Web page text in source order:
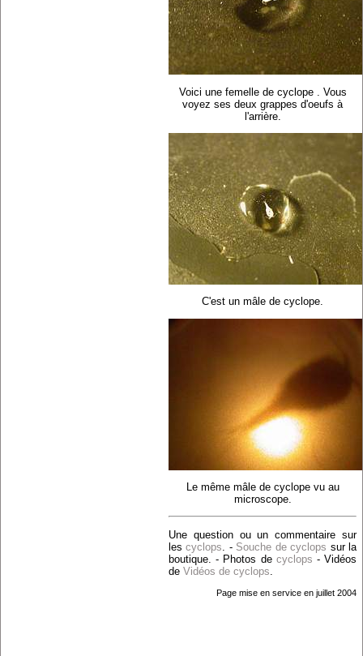
Voici une femelle de cyclope . Vous
voyez ses deux grappes d'oeufs à
l'arrière.
C'est un mâle de cyclope.
Le même mâle de cyclope vu au
microscope.
Une question ou un commentaire sur
lescyclops . - Souche de cyclops sur la
boutique. - Photos de cyclops - Vidéos
de Vidéos de cyclops
Page mise en service en juillet 2004